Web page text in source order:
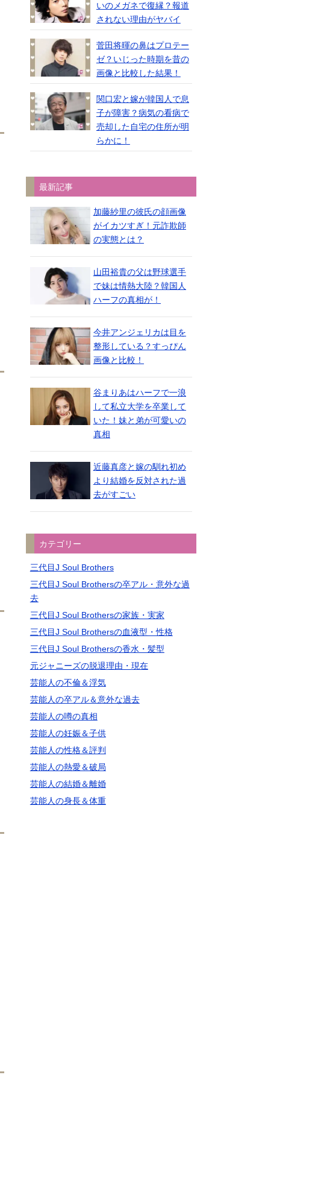
いのメガネで復縁？報道
されない理由がヤバイ
菅田将暉の鼻はプロテー
ゼ？いじった時期を昔の
画像と比較した結果！
関口宏と嫁が韓国人で息
子が障害？病気の看病で
売却した自宅の住所が明
らかに！
最新記事
加藤紗里の彼氏の顔画像
がイカツすぎ！元詐欺師
の実態とは？
山田裕貴の父は野球選手
で妹は情熱大陸？韓国人
ハーフの真相が！
今井アンジェリカは目を
整形している？すっぴん
画像と比較！
谷まりあはハーフで一浪
して私立大学を卒業して
いた！妹と弟が可愛いの
真相
近藤真彦と嫁の馴れ初め
より結婚を反対された過
去がすごい
カテゴリー
三代目J Soul Brothers
三代目J Soul Brothersの卒アル・意外な過
去
三代目J Soul Brothersの家族・実家
三代目J Soul Brothersの血液型・性格
三代目J Soul Brothersの香水・髪型
元ジャニーズの脱退理由・現在
芸能人の不倫＆浮気
芸能人の卒アル＆意外な過去
芸能人の噂の真相
芸能人の妊娠＆子供
芸能人の性格＆評判
芸能人の熱愛＆破局
芸能人の結婚＆離婚
芸能人の身長＆体重